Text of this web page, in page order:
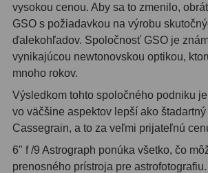
Širokopásmové2
OIII21
Hβ4
SII2
Planetárne 7
Farebné66
vysokou cenou. Aby sa to zmenilo,
GSO s požiadavkou na výrobu
ďalekohľadov. Spoločnosť GSO je
vynikajúcou newtonovskou optikou,
mnoho rokov.
Výsledkom tohto spoločného podniku
vo väčšine aspektov lepší ako
Cassegrain, a to za veľmi prijateľnú
6" f /9 Astrograph ponúka všetko, čo
prenosného prístroja pre